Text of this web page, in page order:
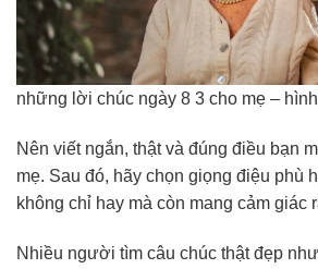
những lời chúc ngày 8 3 cho mẹ –
Nên viết ngắn, thật và đúng điều bạn
mẹ. Sau đó, hãy chọn giọng điệu phù
không chỉ hay mà còn mang cảm giác
Nhiều người tìm câu chúc thật đẹp